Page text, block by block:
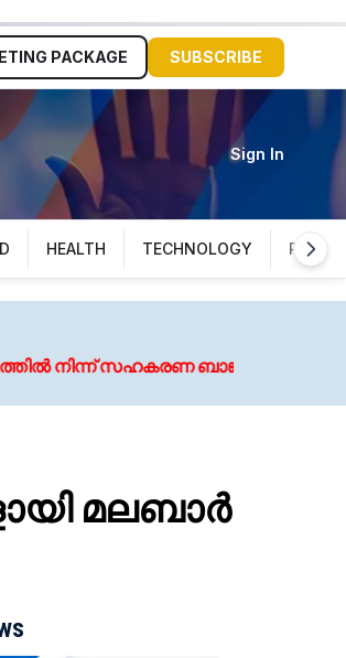
PACKAGE SUBSCRIBE
Sign In
HEALTH TECHNOLOGY
ഒഴിവാക്കി
മലബാര്‍